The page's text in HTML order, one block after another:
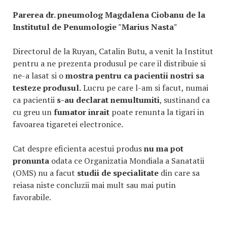
Parerea dr. pneumolog Magdalena Ciobanu de la
Institutul de Penumologie "Marius Nasta"
Directorul de la Ruyan, Catalin Butu, a venit la Institut
pentru a ne prezenta produsul pe care il distribuie si
ne-a lasat si omostra pentru ca pacientii nostri sa
testeze produsul.Lucru pe care l-am si facut, numai
ca pacientii s-au declarat nemultumiti, sustinand ca
cu greu unfumator inrait poate renunta la tigari in
favoarea tigaretei electronice.
Cat despre eficienta acestui produsnu ma pot
pronunta odata ce Organizatia Mondiala a Sanatatii
(OMS) nu a facut studii de specialitate din care sa
reiasa niste concluzii mai mult sau mai putin
favorabile.